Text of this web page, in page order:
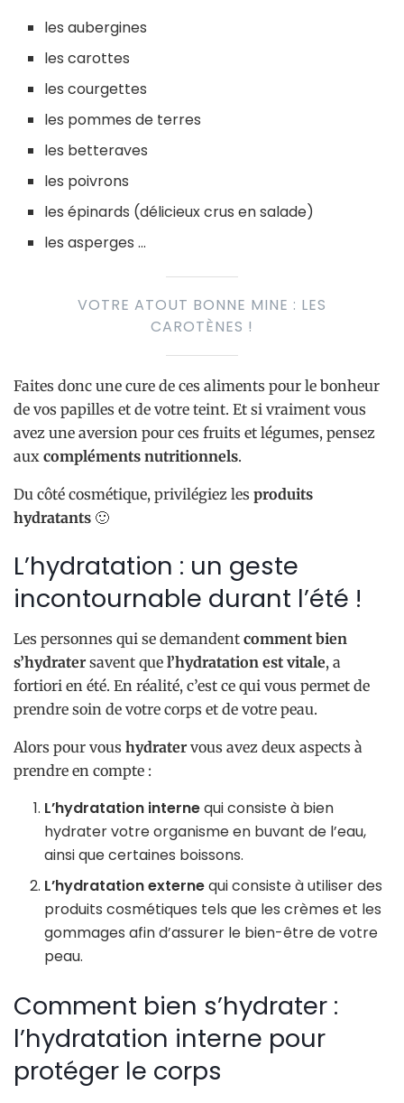
les aubergines
les carottes
les courgettes
les pommes de terres
les betteraves
les poivrons
les épinards (délicieux crus en salade)
les asperges …
VOTRE ATOUT BONNE MINE : LES
CAROTÈNES !
Faites donc une cure de ces aliments pour le bonheur
de vos papilles et de votre teint. Et si vraiment vous
avez une aversion pour ces fruits et légumes, pensez
aux compléments nutritionnels.
Du côté cosmétique, privilégiez les produits
hydratants 🙂
L’hydratation : un geste
incontournable durant l’été !
Les personnes qui se demandent comment bien
s’hydrater savent que l’hydratation est vitale, a
fortiori en été. En réalité, c’est ce qui vous permet de
prendre soin de votre corps et de votre peau.
Alors pour vous hydrater vous avez deux aspects à
prendre en compte :
L’hydratation internequi consiste à bien
hydrater votre organisme en buvant de l’eau,
ainsi que certaines boissons.
L’hydratation externequi consiste à utiliser des
produits cosmétiques tels que les crèmes et les
gommages afin d’assurer le bien-être de votre
peau.
Comment bien s’hydrater :
l’hydratation interne pour
protéger le corps